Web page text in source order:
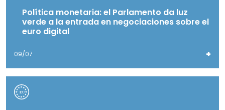
Política monetaria: el Parlamento da luz
verde a la entrada en negociaciones sobre el
euro digital
09/07 +